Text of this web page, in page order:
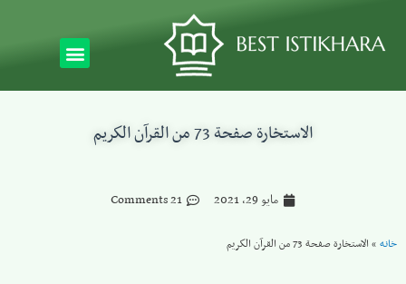
الاستخارة صفحة 73 من القرآن الكريم
مايو 29, 2021 21 Comments
خانه » الاستخارة صفحة 73 من القرآن الكريم